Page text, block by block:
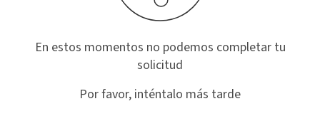
En estos momentos no podemos completar tu
solicitud
Por favor, inténtalo más tarde